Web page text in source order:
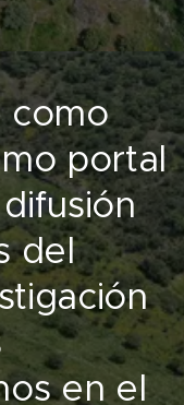
como
portal
del
en el